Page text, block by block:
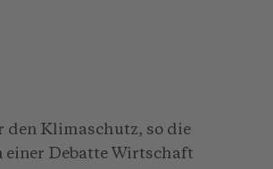
Klimaschutz, so die
einer Debatte Wirtschaft